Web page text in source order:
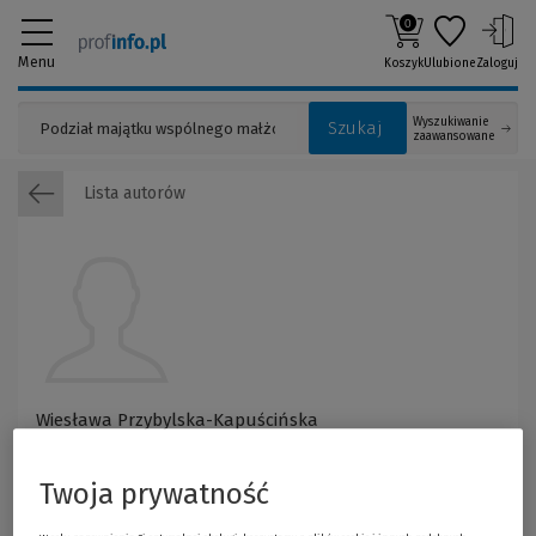
Menu
Szukaj
Wyszukiwanie
zaawansowane
0
KoszykUlubioneZaloguj
Wiesława Przybylska-Kapuścińska
Pieniężnej. Jej zainteresowania badawcze obejmują zagadnienia
Lista autorów
Twoja prywatność